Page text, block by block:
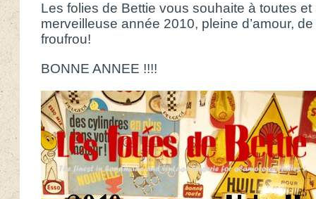
Les folies de Bettie vous souhaite à toutes et
merveilleuse année 2010, pleine d’amour,
froufrou!
BONNE ANNEE !!!!